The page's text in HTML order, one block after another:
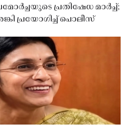
പ്രതിഷേധ മാർച്ച്;
പ്രയോഗിച്ച് പൊലീസ്